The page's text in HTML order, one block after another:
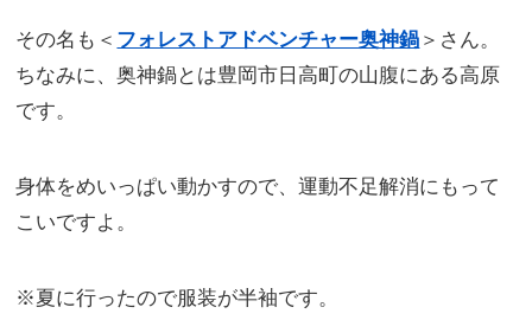
その名も＜ フォレストアドベンチャー奥神鍋 ＞さん。
ちなみに、奥神鍋とは豊岡市日高町の山腹にある高原
です。
身体をめいっぱい動かすので、運動不足解消にもって
こいですよ。
※夏に行ったので服装が半袖です。